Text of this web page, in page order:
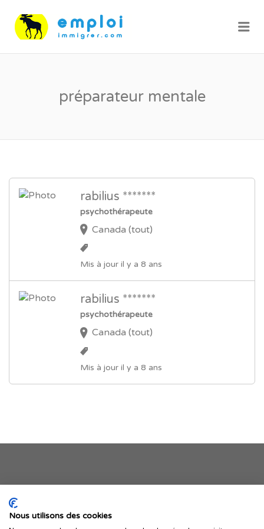
préparateur mentale
rabilius *******
psychothérapeute
Canada (tout)
Mis à jour il y a 8 ans
rabilius *******
psychothérapeute
Canada (tout)
Mis à jour il y a 8 ans
Je publie mon offre
Nous utilisons des cookies